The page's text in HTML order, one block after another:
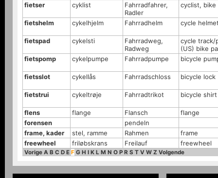
fietser cyklist
Fahrradfahrer,
Radler
cyclist, bike
fietshelm cykelhjelm Fahrradhelm cycle
fietspad cykelsti
Fahrradweg,
Radweg
cycle track/
(US) bike
fietspomp
cykelpumpe Fahrradpumpe bicycle
fietsslot cykellås Fahrradschloss bicycle lock
fietstrui cykeltrøje Fahrradtrikot bicycle shirt
flens flange Flansch
flange
forensen
pendeln
frame, kader
stel, ramme Rahmen
frame
freewheel
friløbskrans Freilauf freewheel
Vorige A B C D E F G H I K L M N O P R S T V W Z Volgende